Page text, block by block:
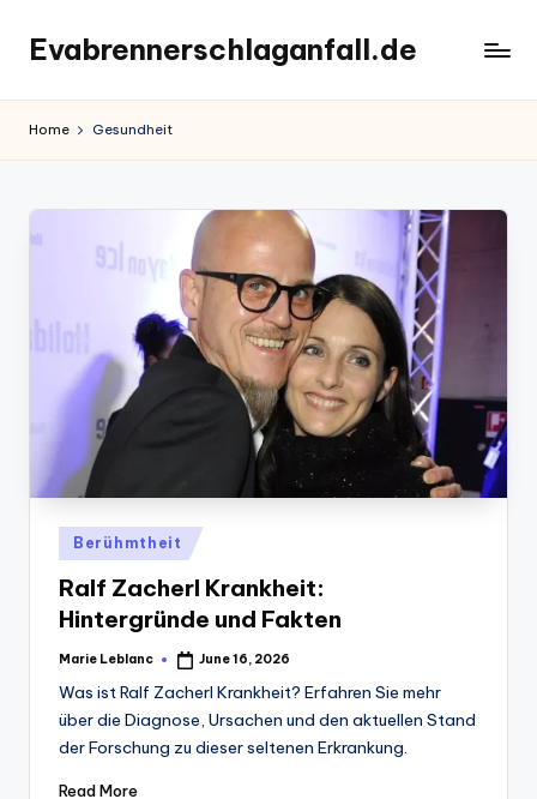
content
Evabrennerschlaganfall.de
Home Gesundheit
Posted
in
Berühmtheit
Ralf Zacherl Krankheit:
Hintergründe und Fakten
Posted
Marie Leblanc June 16, 2026
Was ist Ralf Zacherl Krankheit? Erfahren Sie mehr
über die Diagnose, Ursachen und den aktuellen Stand
der Forschung zu dieser seltenen Erkrankung.
Read More